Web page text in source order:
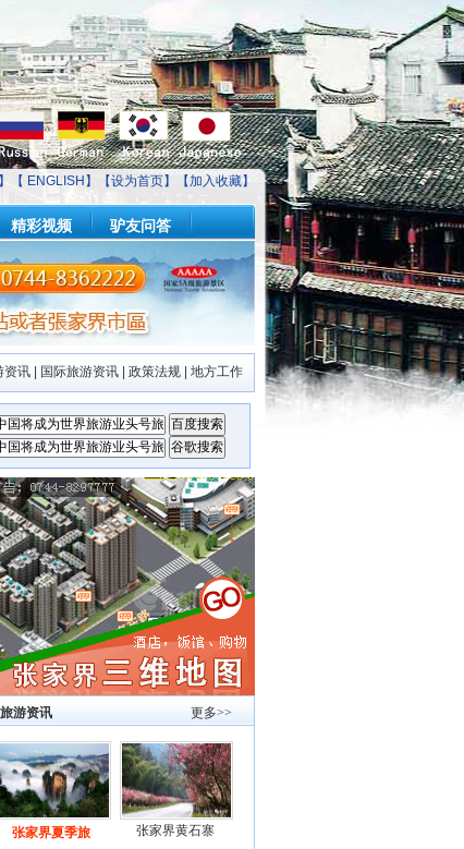
【 ENGLISH 】【设为首页】【加入收藏】
精彩视频 驴友问答
资讯 国际旅游资讯 政策法规 地方工作
更多>>
旅游资讯
张家界夏季旅
张家界黄石寨